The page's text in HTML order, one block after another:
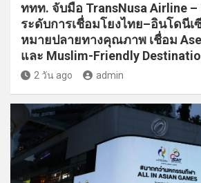
ททท. จับมือ TransNusa Airline –
ระดับการเชื่อมโยงไทย–อินโดนี
หมายปลายทางคุณภาพ เชื่อม
และ Muslim-Friendly
2 วัน ago admin